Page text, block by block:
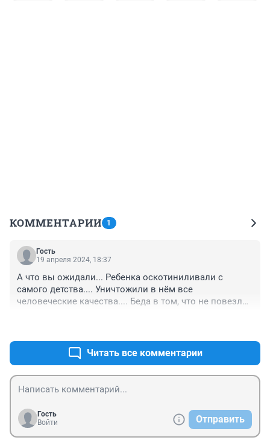
КОММЕНТАРИИ 1
Гость
19 апреля 2024, 18:37
А что вы ожидали... Ребенка оскотиниливали с
самого детства.... Уничтожили в нём все
человеческие качества.... Беда в том, что не повезло
Читать все комментарии
Гость
Войти
Отправить